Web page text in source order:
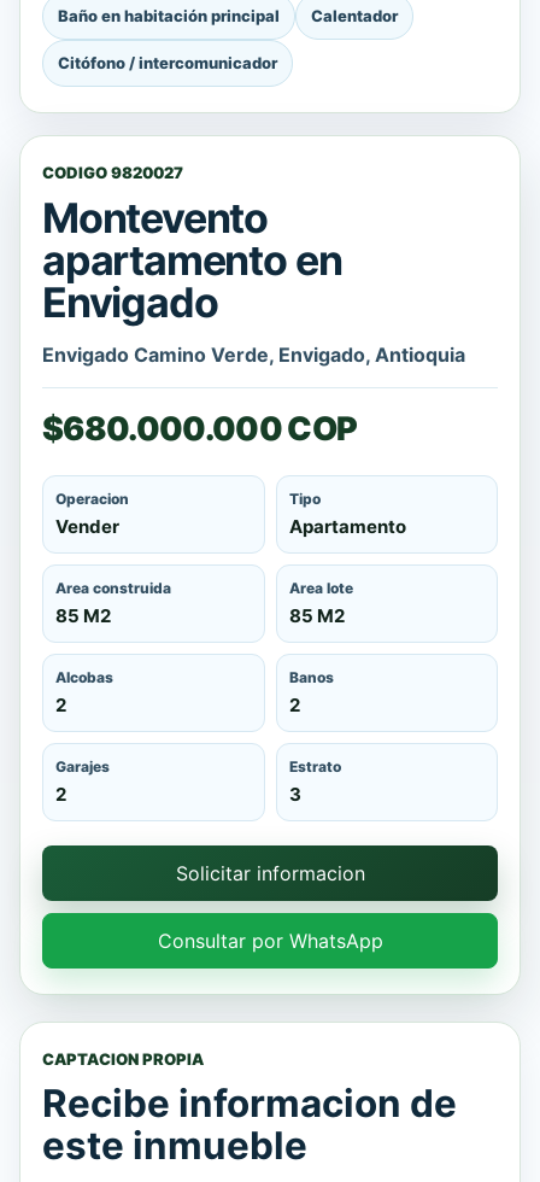
Baño en habitación principal Calentador
Citófono / intercomunicador
CODIGO 9820027
Montevento
apartamento en
Envigado
Envigado Camino Verde, Envigado, Antioquia
$680.000.000 COP
Operacion
Vender
Tipo
Apartamento
Area construida
85 M2
Area lote
85 M2
Alcobas
2
Banos
2
Garajes
2
Estrato
3
Solicitar informacion
Consultar por WhatsApp
CAPTACION PROPIA
Recibe informacion de
este inmueble